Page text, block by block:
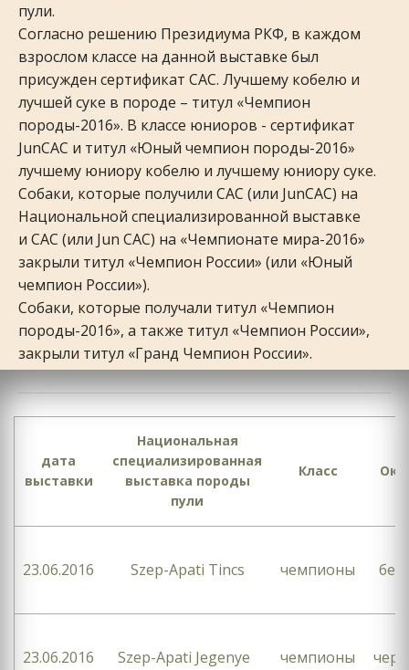
пули.
Согласно решению Президиума РКФ, в каждом
взрослом классе на данной выставке был
присужден сертификат САС. Лучшему кобелю и
лучшей суке в породе – титул «Чемпион
породы-2016». В классе юниоров - сертификат
JunCAC и титул «Юный чемпион породы-2016»
лучшему юниору кобелю и лучшему юниору суке.
Собаки, которые получили САС (или JunCAC) на
Национальной специализированной выставке
и САС (или Jun CAC) на «Чемпионате мира-2016»
закрыли титул «Чемпион России» (или «Юный
чемпион России»).
Собаки, которые получали титул «Чемпион
породы-2016», а также титул «Чемпион России»,
закрыли титул «Гранд Чемпион России».
дата
выставки
Национальная
специализированная
выставка породы
пули
Класс
23.06.2016 Szep-Apati Tincs чемпионы
23.06.2016 Szep-Apati Jegenye чемпионы